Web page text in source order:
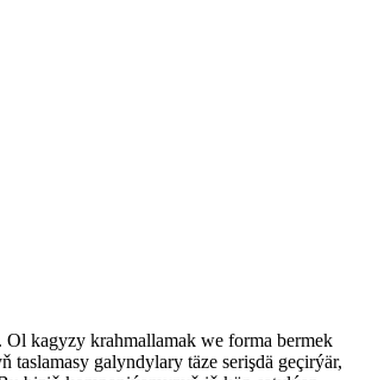
kagyzy krahmallamak we forma bermek
galyndylary täze serişdä geçirýär,